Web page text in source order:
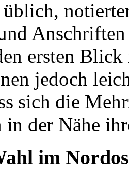
üblich,
ersten
jedoch
sich die
in der Nähe
im